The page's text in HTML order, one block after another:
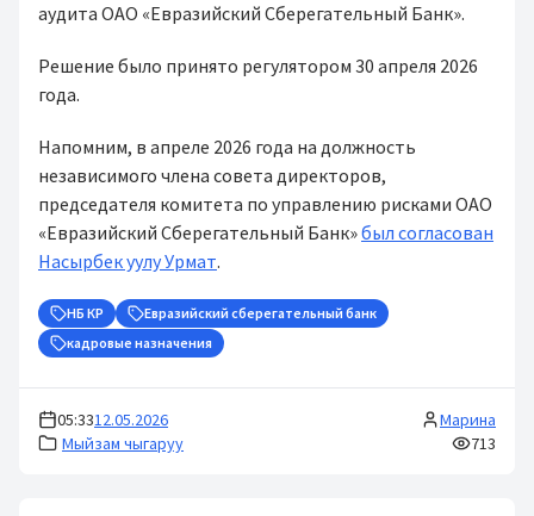
аудита ОАО «Евразийский Сберегательный Банк».
Решение было принято регулятором 30 апреля 2026
года.
Напомним, в апреле 2026 года на должность
независимого члена совета директоров,
председателя комитета по управлению рисками ОАО
«Евразийский Сберегательный Банк»был согласован
Насырбек уулу Урмат.
НБ КР
Евразийский сберегательный банк
кадровые назначения
05:3312.05.2026
Мыйзам чыгаруу
Марина
713